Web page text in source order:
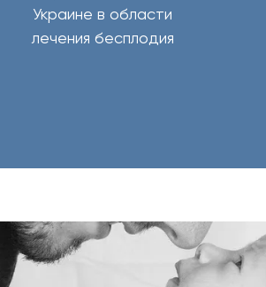
Украине в области
лечения бесплодия